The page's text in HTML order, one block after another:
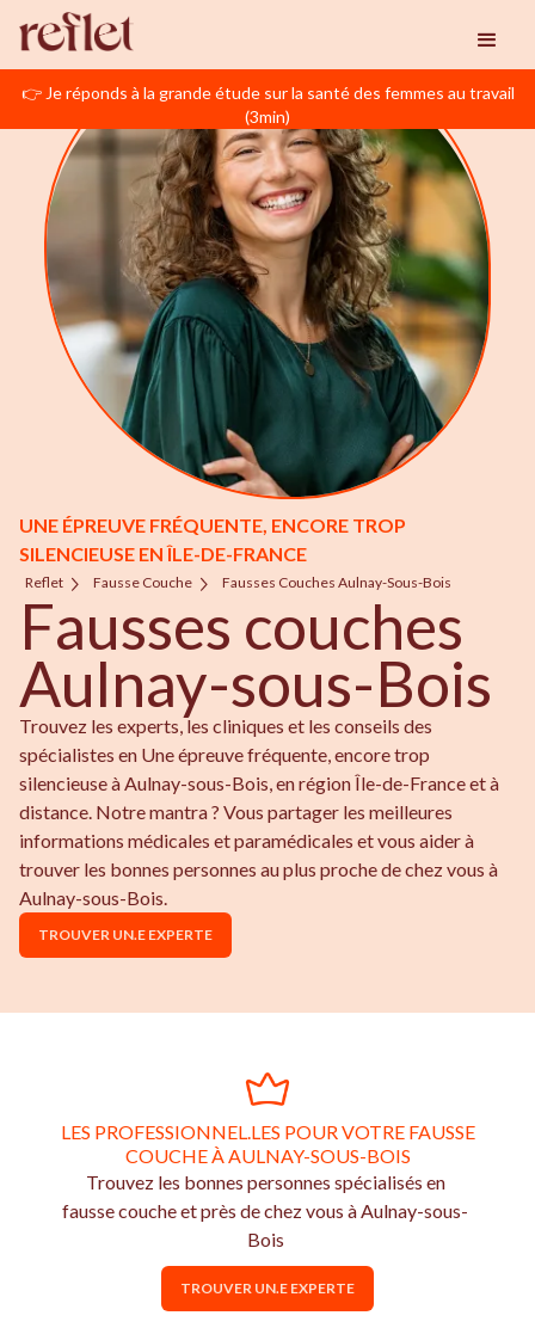
👉 Je réponds à la grande étude sur la santé des femmes au travail
(3min)
UNE ÉPREUVE FRÉQUENTE, ENCORE TROP
SILENCIEUSE EN ÎLE-DE-FRANCE
Reflet Fausse Couche Fausses Couches Aulnay-Sous-Bois
Fausses couches
Aulnay-sous-Bois
Trouvez les experts, les cliniques et les conseils des
spécialistes en Une épreuve fréquente, encore trop
silencieuse à Aulnay-sous-Bois, en région Île-de-France et à
distance. Notre mantra ? Vous partager les meilleures
informations médicales et paramédicales et vous aider à
trouver les bonnes personnes au plus proche de chez vous à
Aulnay-sous-Bois.
TROUVER UN.E EXPERTE
LES PROFESSIONNEL.LES POUR VOTRE FAUSSE
COUCHE À AULNAY-SOUS-BOIS
Trouvez les bonnes personnes spécialisés en
fausse couche et près de chez vous à Aulnay-sous-
Bois
TROUVER UN.E EXPERTE